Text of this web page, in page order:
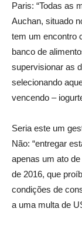
Paris: “Todas as
Auchan, situado
tem um encontro
banco de
supervisionar as
selecionando
vencendo –
Seria este um
Não: “entregar
apenas um ato
de 2016, que
condições de
a uma multa de